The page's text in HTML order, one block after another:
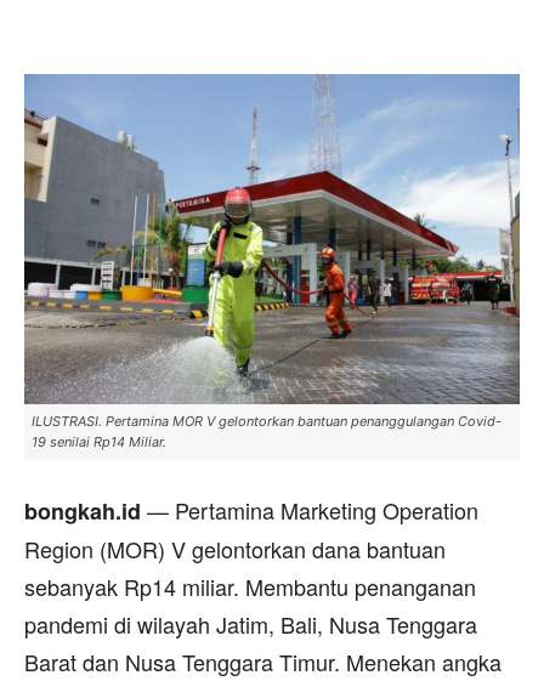
ILUSTRASI. Pertamina MOR V gelontorkan bantuan penanggulangan Covid-
19 senilai Rp14 Miliar.
bongkah.id — Pertamina Marketing Operation
Region (MOR) V gelontorkan dana bantuan
sebanyak Rp14 miliar. Membantu penanganan
pandemi di wilayah Jatim, Bali, Nusa Tenggara
Barat dan Nusa Tenggara Timur. Menekan angka